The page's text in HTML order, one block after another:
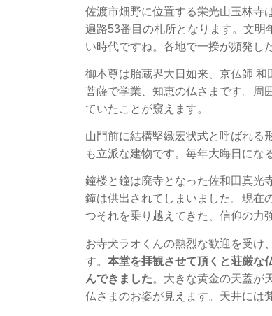
佐渡市畑野に位置する栄光山玉林寺は
遍路53番目の札所となります。文明
い時代ですね。各地で一揆が頻発し
御本尊は胎蔵界大日如来、京仏師
菩薩で学業、知恵の仏さまです。周
ていたことが窺えます。
山門前に結構堅緻宏状式と呼ばれる
も立派な建物です。毎年大晦日にな
鐘楼と鐘は廃寺となった佐和田真光
鐘は供出されてしまいました。現在
つそれを乗り越えてきた、信仰の力
お寺犬ラオくんの熱烈な歓迎を受け
す。 本堂を拝観させて頂くと荘厳な
んできました。大きな黄金の天蓋が
仏さまのお姿が見えます。天井には